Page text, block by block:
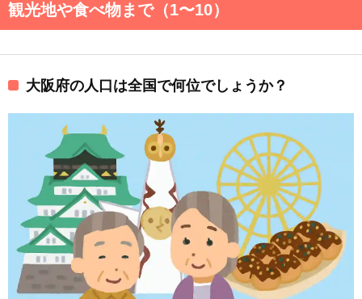
観光地や食べ物まで（1〜10）
大阪府の人口は全国で何位でしょうか？